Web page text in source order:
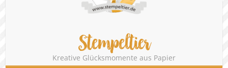
Stempeltier
Kreative Glücksmomente aus Papier